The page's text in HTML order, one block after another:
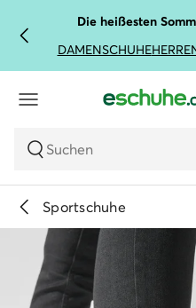
Die heißesten
DAMENSCHUHE
Suchen
Sportschuhe